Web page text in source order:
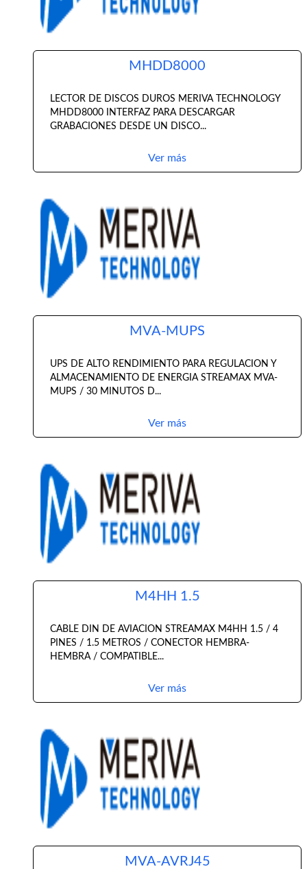
MHDD8000
LECTOR DE DISCOS DUROS MERIVA TECHNOLOGY
MHDD8000 INTERFAZ PARA DESCARGAR
GRABACIONES DESDE UN DISCO...
Ver más
MVA-MUPS
UPS DE ALTO RENDIMIENTO PARA REGULACION Y
ALMACENAMIENTO DE ENERGIA STREAMAX MVA-
MUPS / 30 MINUTOS D...
Ver más
M4HH 1.5
CABLE DIN DE AVIACION STREAMAX M4HH 1.5 / 4
PINES / 1.5 METROS / CONECTOR HEMBRA-
HEMBRA / COMPATIBLE...
Ver más
MVA-AVRJ45